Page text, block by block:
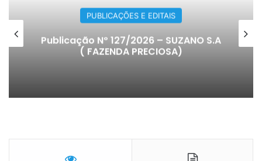
PUBLICAÇÕES E EDITAIS
Publicação Nº 127/2026 – SUZANO S.A
( FAZENDA PRECIOSA)